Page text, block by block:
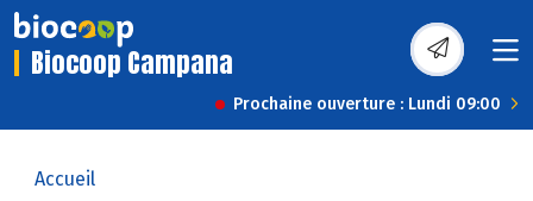
Biocoop Campana
Prochaine ouverture : Lundi 09:00
Accueil